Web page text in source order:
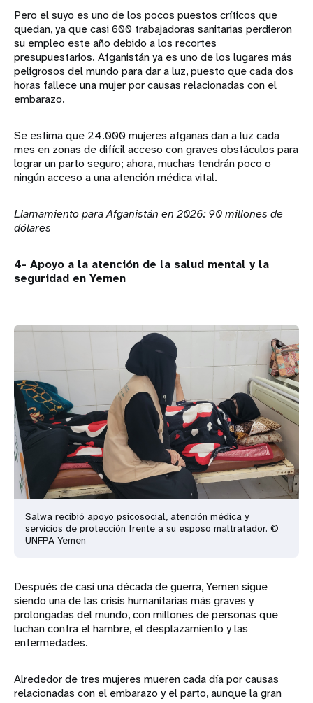
Pero el suyo es uno de los pocos puestos críticos que
quedan, ya que casi 600 trabajadoras sanitarias perdieron
su empleo este año debido a los recortes
presupuestarios. Afganistán ya es uno de los lugares más
peligrosos del mundo para dar a luz, puesto que cada dos
horas fallece una mujer por causas relacionadas con el
embarazo.
Se estima que 24.000 mujeres afganas dan a luz cada
mes en zonas de difícil acceso con graves obstáculos para
lograr un parto seguro; ahora, muchas tendrán poco o
ningún acceso a una atención médica vital.
Llamamiento para Afganistán en 2026: 90 millones de
dólares
4- Apoyo a la atención de la salud mental y la
seguridad en Yemen
Salwa recibió apoyo psicosocial, atención médica y
servicios de protección frente a su esposo maltratador. ©
UNFPA Yemen
Después de casi una década de guerra, Yemen sigue
siendo una de las crisis humanitarias más graves y
prolongadas del mundo, con millones de personas que
luchan contra el hambre, el desplazamiento y las
enfermedades.
Alrededor de tres mujeres mueren cada día por causas
relacionadas con el embarazo y el parto, aunque la gran